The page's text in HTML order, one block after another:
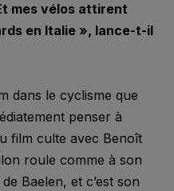
mes vélos attirent
en Italie », lance-t-il
dans le cyclisme que
penser à
film culte avec Benoît
roule comme à son
Baelen, et c’est son